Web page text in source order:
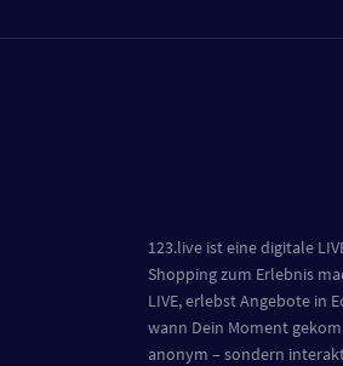
123.live ist eine digitale
Shopping zum Erlebnis
LIVE, erlebst Angebote in
wann Dein Moment
anonym – sondern